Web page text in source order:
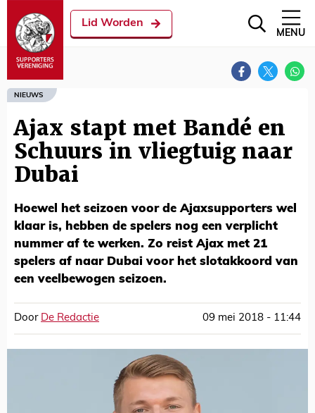
Lid Worden
MENU
NIEUWS
Ajax stapt met Bandé en
Schuurs in vliegtuig naar
Dubai
Hoewel het seizoen voor de Ajaxsupporters wel
klaar is, hebben de spelers nog een verplicht
nummer af te werken. Zo reist Ajax met 21
spelers af naar Dubai voor het slotakkoord van
een veelbewogen seizoen.
Door De Redactie 09 mei 2018 - 11:44